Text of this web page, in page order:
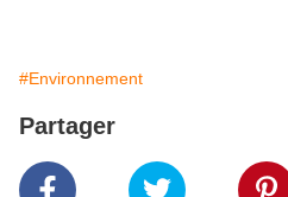
#Environnement
Partager